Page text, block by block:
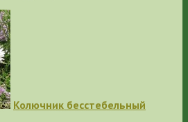
Колючник бесстебельный